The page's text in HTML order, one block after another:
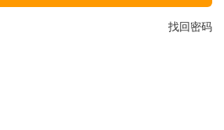
找回密码